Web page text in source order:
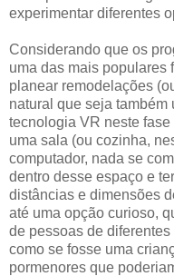
experimentar diferentes
Considerando que os
uma das mais populares
planear remodelações
natural que seja
tecnologia VR neste
uma sala (ou cozinha,
computador, nada se
dentro desse espaço e
distâncias e dimensões
até uma opção curioso,
de pessoas de
como se fosse uma
pormenores que